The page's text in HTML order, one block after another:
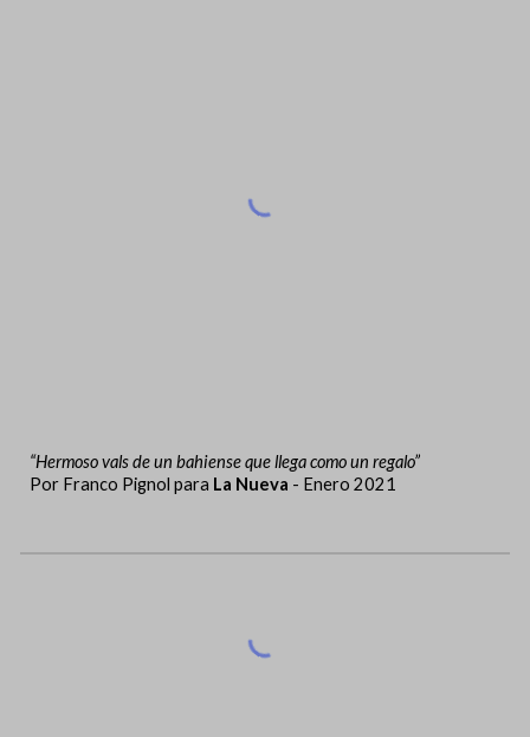
“Hermoso vals de un bahiense que llega como un regalo”
Por Franco Pignol para La Nueva - Enero 2021